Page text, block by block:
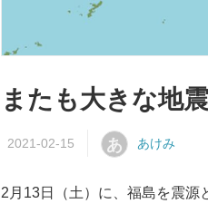
またも大きな地震
あ あけみ
2月13日（土）に、福島を震源